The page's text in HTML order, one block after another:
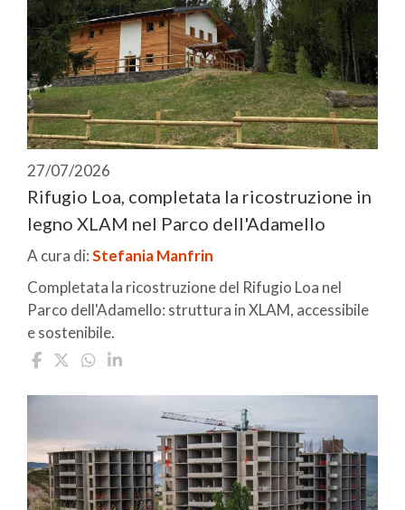
27/07/2026
Rifugio Loa, completata la ricostruzione in
legno XLAM nel Parco dell'Adamello
A cura di:Stefania Manfrin
Completata la ricostruzione del Rifugio Loa nel
Parco dell'Adamello: struttura in XLAM, accessibile
e sostenibile.